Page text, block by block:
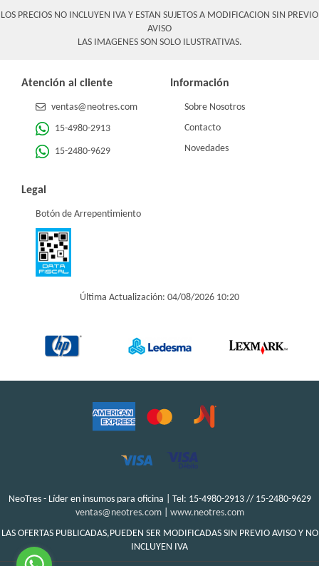
LOS PRECIOS NO INCLUYEN IVA Y ESTAN SUJETOS A MODIFICACION SIN PREVIO
AVISO
LAS IMAGENES SON SOLO ILUSTRATIVAS.
Atención al cliente
ventas@neotres.com
15-4980-2913
15-2480-9629
Información
Sobre Nosotros
Contacto
Novedades
Legal
Botón de Arrepentimiento
Última Actualización: 04/08/2026 10:20
NeoTres - Líder en insumos para oficina | Tel: 15-4980-2913 // 15-2480-9629
ventas@neotres.com| www.neotres.com
LAS OFERTAS PUBLICADAS,PUEDEN SER MODIFICADAS SIN PREVIO AVISO Y NO
INCLUYEN IVA